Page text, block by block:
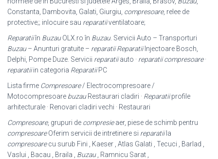
Constanta, Dambovita, Galati, Giurgiu, compresoare, relee de
protective;; inlocuire sau reparatiiventilatoare;
Reparatiiîn BuzauOLX.ro în Buzau. Servicii Auto – Transporturi
Buzau– Anunturi gratuite – reparatii ReparatiiInjectoare Bosch,
Delphi, Pompe Duze. Servicii reparatiiauto · reparatii compresoare·
reparatiiin categoria ReparatiiPC
Lista firme Compresoare/ Electrocompresoare /
Motocompresoare buzauRestaurari cladiri · Reparatiiprofile
arhitecturale · Renovari cladiri vechi · Restaurari
Compresoare, grupuri de compresieaer, piese de schimb pentru
compresoareOferim servicii de intretinere si reparatiila
compresoarecu surub Fini , Kaeser , Atlas Galati , Tecuci , Barlad ,
Vaslui , Bacau , Braila , Buzau, Ramnicu Sarat ,